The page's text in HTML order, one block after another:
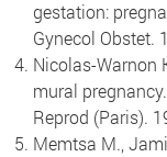
gestation:
Gynecol Obstet.
Nicolas-Warnon
mural
Reprod (Paris).
Memtsa M.,